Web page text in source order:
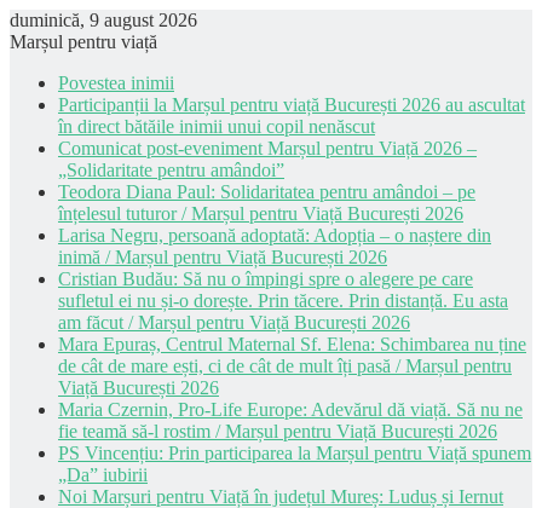
duminică, 9 august 2026
Marșul pentru viață
Povestea inimii
Participanții la Marșul pentru viață București 2026 au ascultat
în direct bătăile inimii unui copil nenăscut
Comunicat post-eveniment Marșul pentru Viață 2026 –
„Solidaritate pentru amândoi”
Teodora Diana Paul: Solidaritatea pentru amândoi – pe
înțelesul tuturor / Marșul pentru Viață București 2026
Larisa Negru, persoană adoptată: Adopția – o naștere din
inimă / Marșul pentru Viață București 2026
Cristian Budău: Să nu o împingi spre o alegere pe care
sufletul ei nu și-o dorește. Prin tăcere. Prin distanță. Eu asta
am făcut / Marșul pentru Viață București 2026
Mara Epuraș, Centrul Maternal Sf. Elena: Schimbarea nu ține
de cât de mare ești, ci de cât de mult îți pasă / Marșul pentru
Viață București 2026
Maria Czernin, Pro-Life Europe: Adevărul dă viață. Să nu ne
fie teamă să-l rostim / Marșul pentru Viață București 2026
PS Vincențiu: Prin participarea la Marșul pentru Viață spunem
„Da” iubirii
Noi Marșuri pentru Viață în județul Mureș: Luduș și Iernut